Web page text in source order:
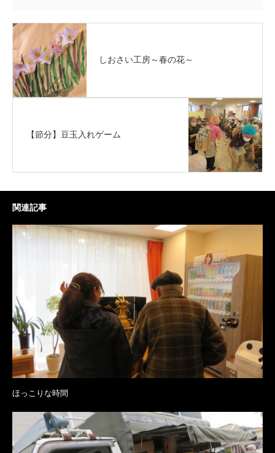
しおさい工房～春の花～
【節分】豆玉入れゲーム
関連記事
ほっこりな時間